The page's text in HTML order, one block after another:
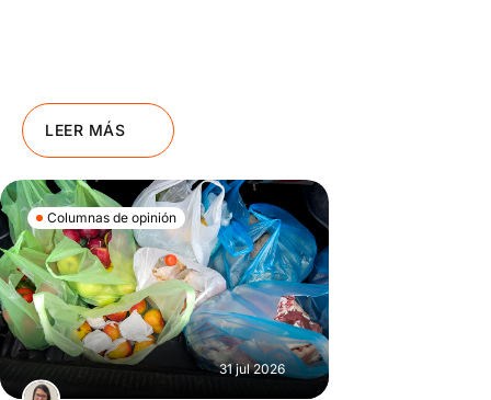
LEER MÁS
Columnas de opinión
31 jul 2026